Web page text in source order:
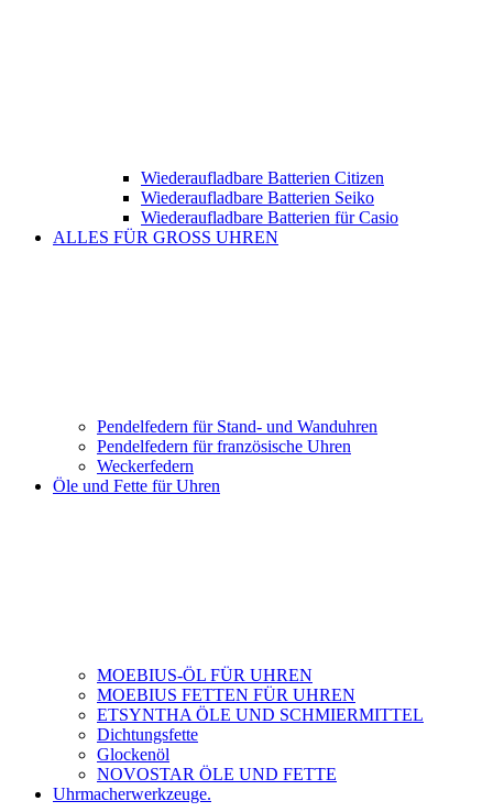
Wiederaufladbare Batterien Citizen
Wiederaufladbare Batterien Seiko
Wiederaufladbare Batterien für Casio
ALLES FÜR GROSS UHREN
Pendelfedern für Stand- und Wanduhren
Pendelfedern für französische Uhren
Weckerfedern
Öle und Fette für Uhren
MOEBIUS-ÖL FÜR UHREN
MOEBIUS FETTEN FÜR UHREN
ETSYNTHA ÖLE UND SCHMIERMITTEL
Dichtungsfette
Glockenöl
NOVOSTAR ÖLE UND FETTE
Uhrmacherwerkzeuge.